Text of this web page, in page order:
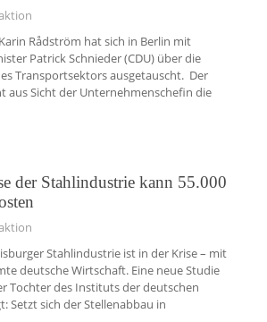
Rådström hat sich in Berlin mit
Patrick Schnieder (CDU) über die
Transportsektors ausgetauscht. Der
aus Sicht der Unternehmenschefin die
der Stahlindustrie kann 55.000
Stahlindustrie ist in der Krise – mit
deutsche Wirtschaft. Eine neue Studie
Tochter des Instituts der deutschen
Setzt sich der Stellenabbau in